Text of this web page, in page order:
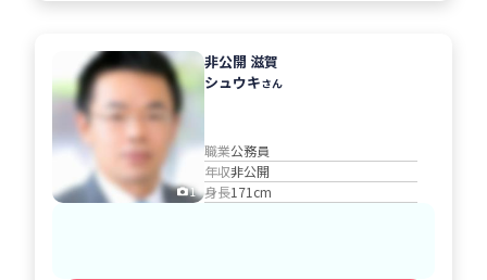
1
非公開 滋賀
シュウキさん
職業公務員
年収非公開
身長171cm